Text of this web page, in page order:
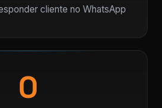
cliente no WhatsApp
0